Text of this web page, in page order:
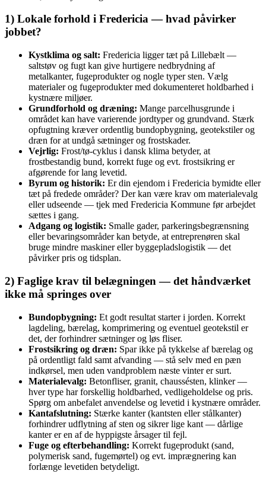
1) Lokale forhold i Fredericia — hvad påvirker
jobbet?
Kystklima og salt: Fredericia ligger tæt på Lillebælt —
saltstøv og fugt kan give hurtigere nedbrydning af
metalkanter, fugeprodukter og nogle typer sten. Vælg
materialer og fugeprodukter med dokumenteret holdbarhed i
kystnære miljøer.
Grundforhold og dræning: Mange parcelhusgrunde i
området kan have varierende jordtyper og grundvand. Stærk
opfugtning kræver ordentlig bundopbygning, geotekstiler og
dræn for at undgå sætninger og frostskader.
Vejrlig: Frost/tø-cyklus i dansk klima betyder, at
frostbestandig bund, korrekt fuge og evt. frostsikring er
afgørende for lang levetid.
Byrum og historik: Er din ejendom i Fredericia bymidte eller
tæt på fredede områder? Der kan være krav om materialevalg
eller udseende — tjek med Fredericia Kommune før arbejdet
sættes i gang.
Adgang og logistik: Smalle gader, parkeringsbegrænsning
eller bevaringsområder kan betyde, at entreprenøren skal
bruge mindre maskiner eller byggepladslogistik — det
påvirker pris og tidsplan.
2) Faglige krav til belægningen — det håndværket
ikke må springes over
Bundopbygning: Et godt resultat starter i jorden. Korrekt
lagdeling, bærelag, komprimering og eventuel geotekstil er
det, der forhindrer sætninger og løs fliser.
Frostsikring og dræn: Spar ikke på tykkelse af bærelag og
på ordentligt fald samt afvanding — stå selv med en pæn
indkørsel, men uden vandproblem næste vinter er surt.
Materialevalg: Betonfliser, granit, chaussésten, klinker —
hver type har forskellig holdbarhed, vedligeholdelse og pris.
Spørg om anbefalet anvendelse og levetid i kystnære områder.
Kantafslutning: Stærke kanter (kantsten eller stålkanter)
forhindrer udflytning af sten og sikrer lige kant — dårlige
kanter er en af de hyppigste årsager til fejl.
Fuge og efterbehandling: Korrekt fugeprodukt (sand,
polymerisk sand, fugemørtel) og evt. imprægnering kan
forlænge levetiden betydeligt.